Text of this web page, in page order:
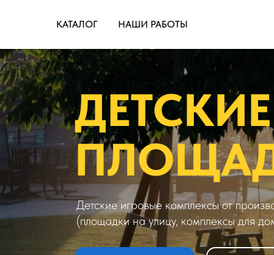
КАТАЛОГ НАШИ РАБОТЫ
ДЕТСКИЕ
Детские игровые комплексы от
(площадки на улицу, комплексы для